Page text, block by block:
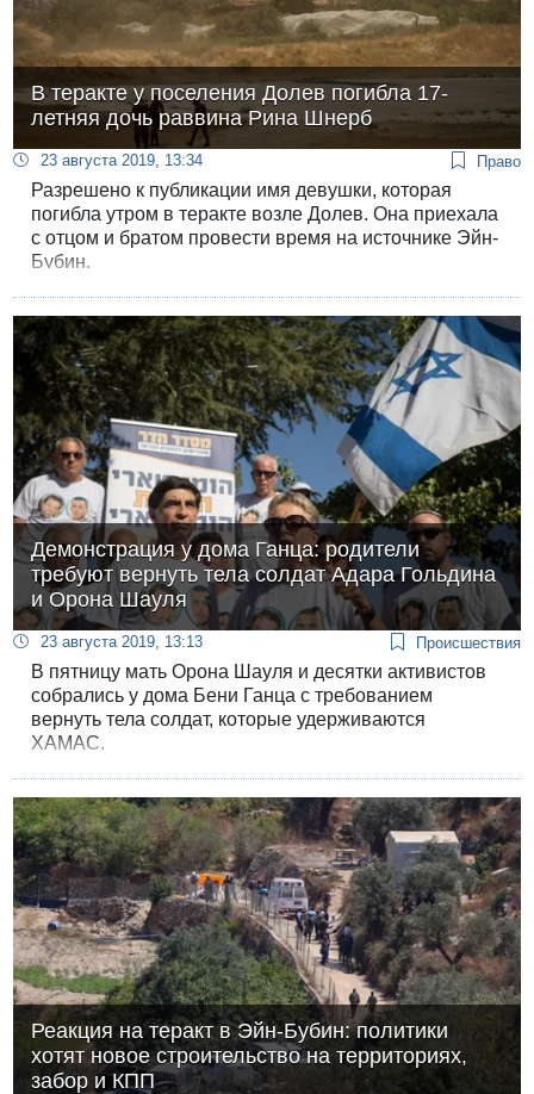
В теракте у поселения Долев погибла 17-
летняя дочь раввина Рина Шнерб
23 августа 2019, 13:34 Право
Разрешено к публикации имя девушки, которая
погибла утром в теракте возле Долев. Она приехала
с отцом и братом провести время на источнике Эйн-
Бубин.
Демонстрация у дома Ганца: родители
требуют вернуть тела солдат Адара Гольдина
и Орона Шауля
23 августа 2019, 13:13 Происшествия
В пятницу мать Орона Шауля и десятки активистов
собрались у дома Бени Ганца с требованием
вернуть тела солдат, которые удерживаются
ХАМАС.
Реакция на теракт в Эйн-Бубин: политики
хотят новое строительство на территориях,
забор и КПП